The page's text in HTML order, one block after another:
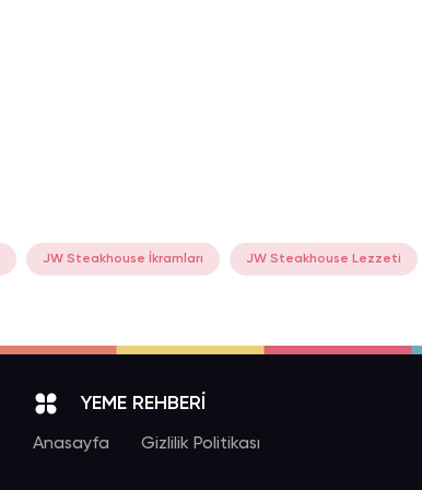
JW Steakhouse İkramları JW Steakhouse Lezzeti
YEME REHBERİ
Anasayfa Gizlilik Politikası